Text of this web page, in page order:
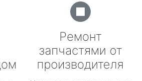
Ремонт
запчастями от
производителя